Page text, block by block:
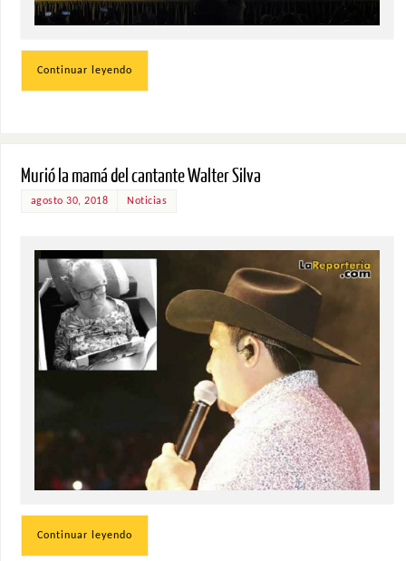
Continuar leyendo
Murió la mamá del cantante Walter Silva
agosto 30, 2018 Noticias
Continuar leyendo